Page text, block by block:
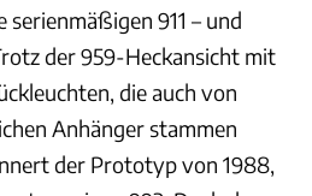
serienmäßigen 911 – und
der 959-Heckansicht mit
die auch von
Anhänger stammen
der Prototyp von 1988,